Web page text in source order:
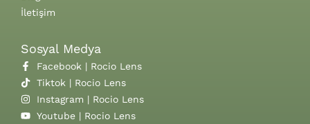
İletişim
Sosyal Medya
Facebook | Rocio Lens
Tiktok | Rocio Lens
Instagram | Rocio Lens
Youtube | Rocio Lens